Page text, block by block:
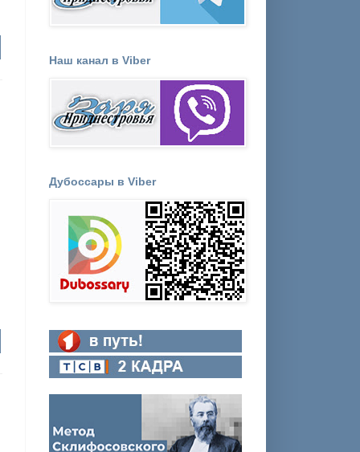
Наш канал в Viber
Дубоссары в Viber